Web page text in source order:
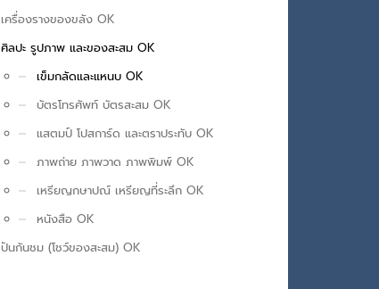
เครื่องรางของขลัง OK
ศิลปะ รูปภาพ และของสะสม OK
เข็มกลัดและแหนบ OK
บัตรโทรศัพท์ บัตรสะสม OK
แสตมป์ โปสการ์ด และตราประทับ OK
ภาพถ่าย ภาพวาด ภาพพิมพ์ OK
เหรียญกษาปณ์ เหรียญที่ระลึก OK
หนังสือ OK
ปันกันชม (โชว์ของสะสม) OK